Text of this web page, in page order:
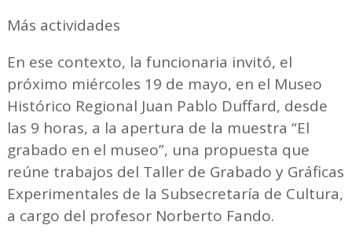
Más actividades
En ese contexto, la funcionaria invitó, el
próximo miércoles 19 de mayo, en el Museo
Histórico Regional Juan Pablo Duffard, desde
las 9 horas, a la apertura de la muestra “El
grabado en el museo”, una propuesta que
reúne trabajos del Taller de Grabado y Gráficas
Experimentales de la Subsecretaría de Cultura,
a cargo del profesor Norberto Fando.